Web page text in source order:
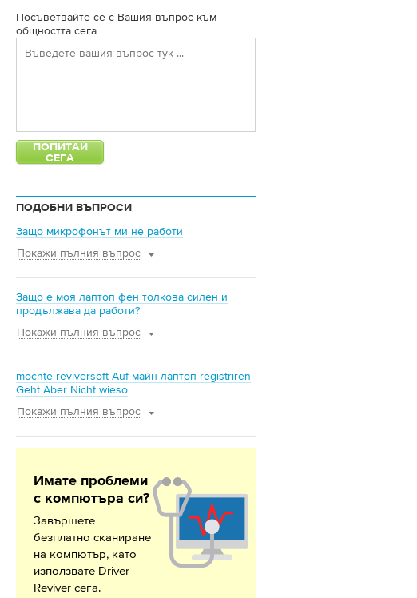
Посъветвайте се с Вашия въпрос към
общността сега
ПОДОБНИ ВЪПРОСИ
Защо микрофонът ми не работи
Покажи пълния въпрос
Защо е моя лаптоп фен толкова силен и
продължава да работи?
Покажи пълния въпрос
mochte reviversoft Auf майн лаптоп registriren
Geht Aber Nicht wieso
Покажи пълния въпрос
Имате проблеми
с компютъра си?
Завършете
безплатно сканиране
на компютър, като
използвате Driver
Reviver сега.